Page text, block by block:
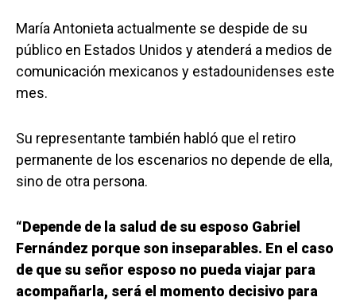
María Antonieta actualmente se despide de su
público en Estados Unidos y atenderá a medios de
comunicación mexicanos y estadounidenses este
mes.
Su representante también habló que el retiro
permanente de los escenarios no depende de ella,
sino de otra persona.
“Depende de la salud de su esposo Gabriel
Fernández porque son inseparables. En el caso
de que su señor esposo no pueda viajar para
acompañarla, será el momento decisivo para